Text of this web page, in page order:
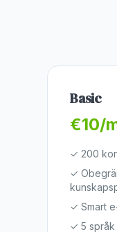
Basic
€10/
✓ 200
✓
✓ Smart
✓ 5 språk